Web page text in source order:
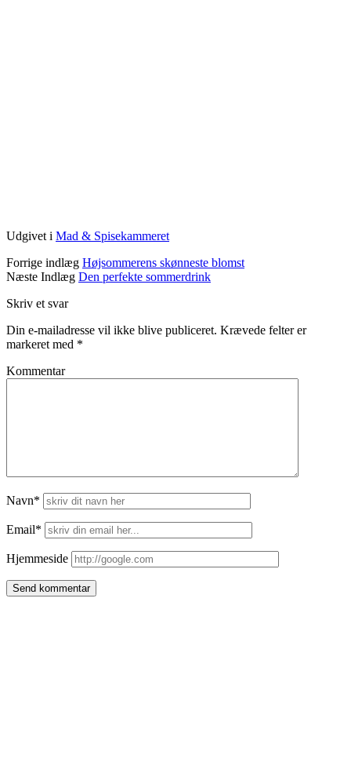
Udgivet i Mad & Spisekammeret
Forrige indlæg Højsommerens skønneste blomst
Næste Indlæg Den perfekte sommerdrink
Skriv et svar
Din e-mailadresse vil ikke blive publiceret. Krævede felter er
markeret med *
Kommentar
Navn*
Email*
Hjemmeside